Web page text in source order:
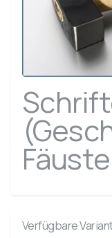
Verfügbare